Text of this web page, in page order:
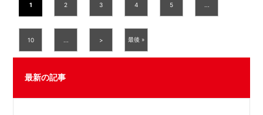
1 2 3 4 5
10 > 最後 »
最新の記事